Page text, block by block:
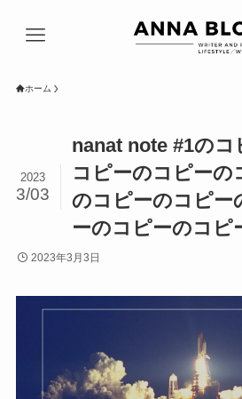
ホーム
nanat note #1の
コピーのコピーの
のコピーのコピー
ーのコピーのコピ
2023
3/03
2023年3月3日